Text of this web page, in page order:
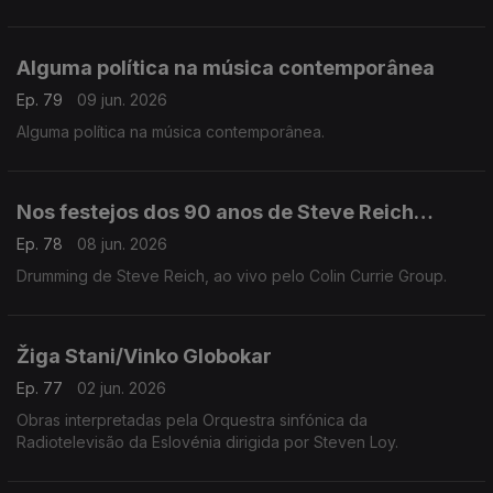
Alguma política na música contemporânea
Ep. 79
09 jun. 2026
Alguma política na música contemporânea.
Nos festejos dos 90 anos de Steve Reich…
Ep. 78
08 jun. 2026
Drumming de Steve Reich, ao vivo pelo Colin Currie Group.
Žiga Stani/Vinko Globokar
Ep. 77
02 jun. 2026
Obras interpretadas pela Orquestra sinfónica da
Radiotelevisão da Eslovénia dirigida por Steven Loy.